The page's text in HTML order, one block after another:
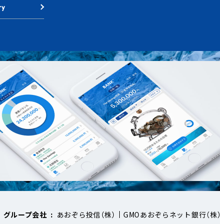
グループ会社 あおぞら投信（株） GMOあおぞらネット銀行（株）